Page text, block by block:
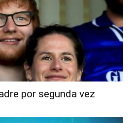
por segunda vez